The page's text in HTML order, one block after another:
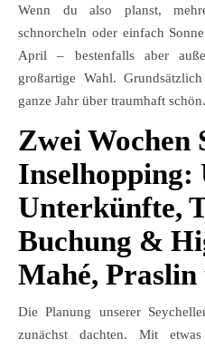
Wenn du also planst,
schnorcheln oder einfach
April – bestenfalls aber
großartige Wahl.
ganze Jahr über traumhaft schön.
Zwei Wochen
Inselhopping:
Unterkünfte,
Buchung &
Mahé,
Die Planung unserer
zunächst dachten. Mit